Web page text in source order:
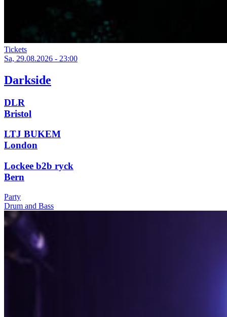
Tickets
Sa, 29.08.2026 - 23:00
Darkside
DLR
Bristol
LTJ BUKEM
London
Lockee b2b ryck
Bern
Party
Drum and Bass